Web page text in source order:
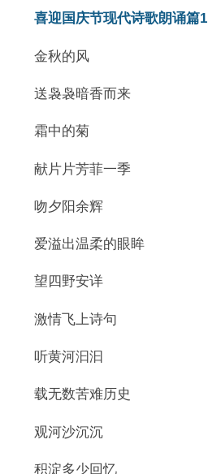
喜迎国庆节现代诗歌朗诵篇1
金秋的风
送袅袅暗香而来
霜中的菊
献片片芳菲一季
吻夕阳余辉
爱溢出温柔的眼眸
望四野安详
激情飞上诗句
听黄河汩汩
载无数苦难历史
观河沙沉沉
积淀多少回忆